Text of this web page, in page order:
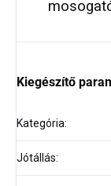
Kiegészítő
Kategória:
Jótállás: